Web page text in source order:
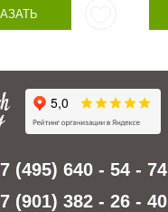
(495) 640 - 54 - 74
(901) 382 - 26 - 40